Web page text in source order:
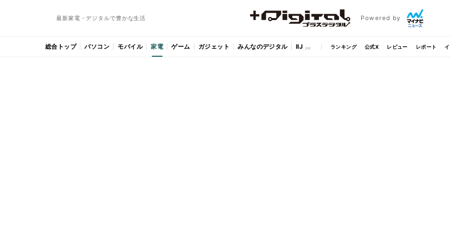
最新家電・デジタルで豊かな生活 Powered by
総合トップ パソコン モバイル 家電 ゲーム ガジェット みんなのデジタル IIJ ランキング 公式X レビュー レポート